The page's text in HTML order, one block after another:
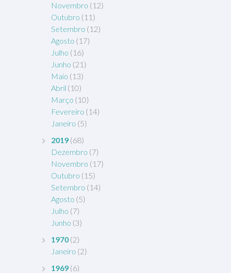
Novembro (12)
Outubro (11)
Setembro (12)
Agosto (17)
Julho (16)
Junho (21)
Maio (13)
Abril (10)
Março (10)
Fevereiro (14)
Janeiro (5)
2019 (68)
Dezembro (7)
Novembro (17)
Outubro (15)
Setembro (14)
Agosto (5)
Julho (7)
Junho (3)
1970 (2)
Janeiro (2)
1969 (6)